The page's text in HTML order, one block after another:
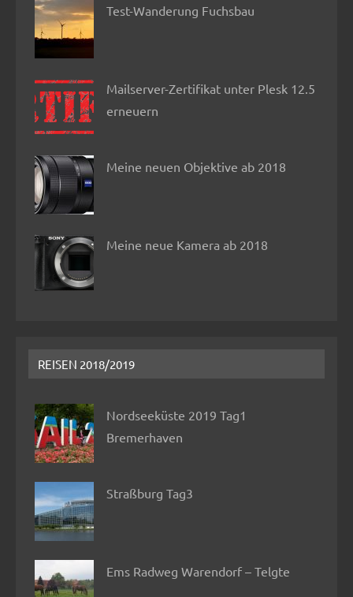
Test-Wanderung Fuchsbau
Mailserver-Zertifikat unter Plesk 12.5
erneuern
Meine neuen Objektive ab 2018
Meine neue Kamera ab 2018
REISEN 2018/2019
Nordseeküste 2019 Tag1
Bremerhaven
Straßburg Tag3
Ems Radweg Warendorf – Telgte